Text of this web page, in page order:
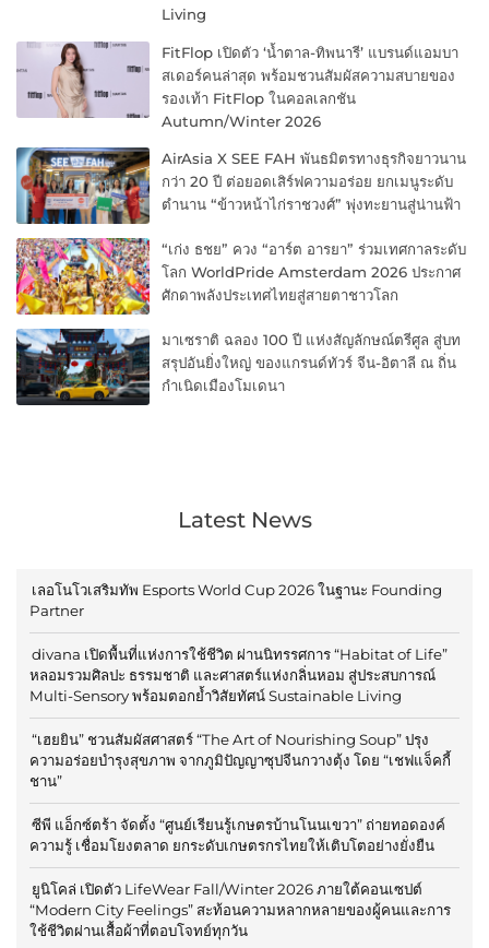
Living
FitFlop เปิดตัว ‘น้ำตาล-ทิพนารี’ แบรนด์แอมบา
สเดอร์คนล่าสุด พร้อมชวนสัมผัสความสบายของ
รองเท้า FitFlop ในคอลเลกชัน
Autumn/Winter 2026
AirAsia X SEE FAH พันธมิตรทางธุรกิจยาวนาน
กว่า 20 ปี ต่อยอดเสิร์ฟความอร่อย ยกเมนูระดับ
ตำนาน “ข้าวหน้าไก่ราชวงศ์” พุ่งทะยานสู่น่านฟ้า
“เก่ง ธชย” ควง “อาร์ต อารยา” ร่วมเทศกาลระดับ
โลก WorldPride Amsterdam 2026 ประกาศ
ศักดาพลังประเทศไทยสู่สายตาชาวโลก
มาเซราติ ฉลอง 100 ปี แห่งสัญลักษณ์ตรีศูล สู่บท
สรุปอันยิ่งใหญ่ ของแกรนด์ทัวร์ จีน-อิตาลี ณ ถิ่น
กำเนิดเมืองโมเดนา
Latest News
เลอโนโวเสริมทัพ Esports World Cup 2026 ในฐานะ Founding
Partner
divana เปิดพื้นที่แห่งการใช้ชีวิต ผ่านนิทรรศการ “Habitat of Life”
หลอมรวมศิลปะ ธรรมชาติ และศาสตร์แห่งกลิ่นหอม สู่ประสบการณ์
Multi-Sensory พร้อมตอกย้ำวิสัยทัศน์ Sustainable Living
“เฮยยิน” ชวนสัมผัสศาสตร์ “The Art of Nourishing Soup” ปรุง
ความอร่อยบำรุงสุขภาพ จากภูมิปัญญาซุปจีนกวางตุ้ง โดย “เชฟแจ็คกี้
ชาน”
ซีพี แอ็กซ์ตร้า จัดตั้ง “ศูนย์เรียนรู้เกษตรบ้านโนนเขวา” ถ่ายทอดองค์
ความรู้ เชื่อมโยงตลาด ยกระดับเกษตรกรไทยให้เติบโตอย่างยั่งยืน
ยูนิโคล่ เปิดตัว LifeWear Fall/Winter 2026 ภายใต้คอนเซปต์
“Modern City Feelings” สะท้อนความหลากหลายของผู้คนและการ
ใช้ชีวิตผ่านเสื้อผ้าที่ตอบโจทย์ทุกวัน